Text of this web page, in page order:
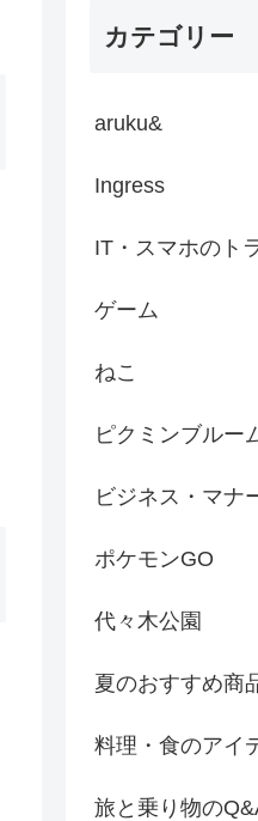
カテゴリー
aruku&
Ingress
IT・スマホのト
ゲーム
ねこ
ピクミンブルー
ビジネス・マナ
ポケモンGO
代々木公園
夏のおすすめ商
料理・食のアイ
旅と乗り物の